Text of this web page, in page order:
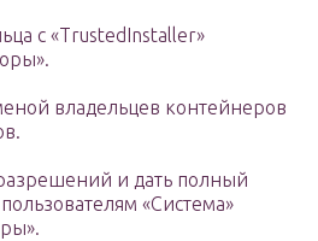
с «TrustedInstaller»
владельцев контейнеров
и дать полный
«Система»